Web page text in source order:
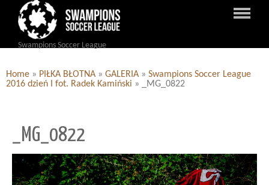
Swampions Soccer League
Home » PIŁKA BŁOTNA » GALERIA » Swampions Soccer League
2016 dzień I fot. Radek Kamiński » _MG_0822
_MG_0822